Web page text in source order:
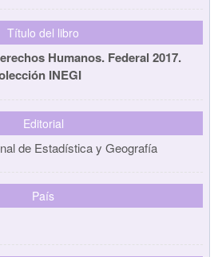
Título del libro
Humanos. Federal 2017.
INEGI
Editorial
de Estadística y Geografía
País